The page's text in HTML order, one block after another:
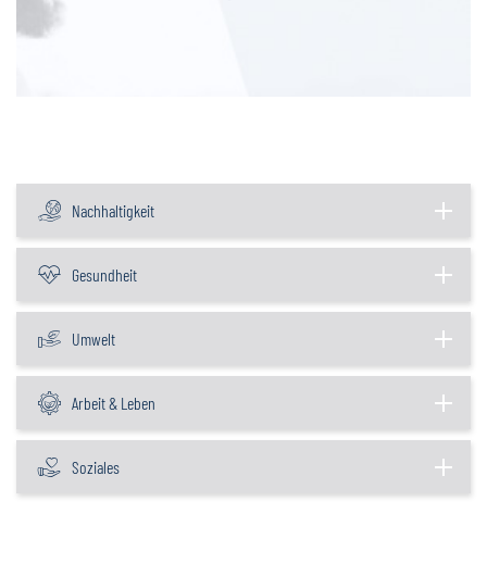
Nachhaltigkeit
Gesundheit
Umwelt
Arbeit & Leben
Soziales